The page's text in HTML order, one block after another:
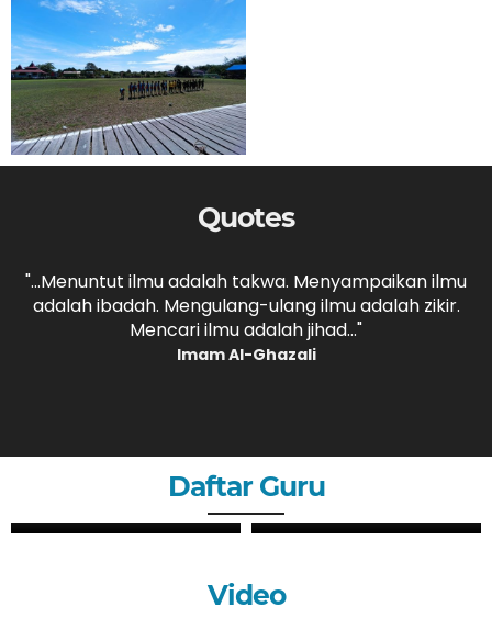
Quotes
"...Menuntut ilmu adalah takwa. Menyampaikan ilmu
adalah ibadah. Mengulang-ulang ilmu adalah zikir.
Mencari ilmu adalah jihad..."
Imam Al-Ghazali
Daftar Guru
ZHERY OKTANDI, S.Pd ANDRI MAULANA, S.Pd
Video